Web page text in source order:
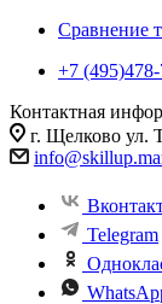
Сравнение
+7
Контактная
г. Щелково ул.
Telegram